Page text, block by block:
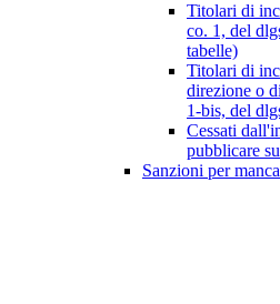
Titolari di
co. 1, del
tabelle)
Titolari di
direzione o
1-bis, del
Cessati
pubblicare
Sanzioni per